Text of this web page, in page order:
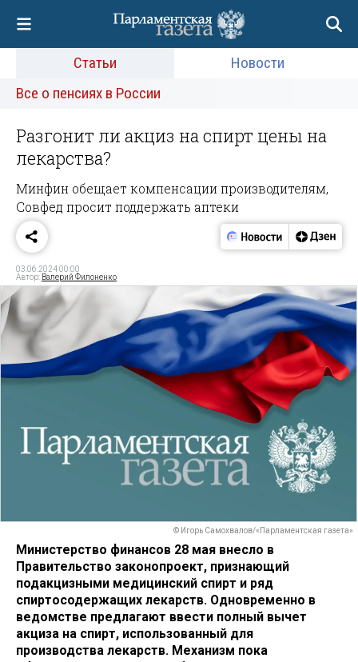
Статьи
Новости
Все о пенсиях в России
Разгонит ли акциз на спирт цены на
лекарства?
Минфин обещает компенсации производителям,
Совфед просит поддержать аптеки
03.06.2024 00:00
Автор: Валерий Филоненко
© Игорь Самохвалов/«Парламентская газета»
Министерство финансов 28 мая внесло в
Правительство законопроект, признающий
подакцизными медицинский спирт и ряд
спиртосодержащих лекарств. Одновременно в
ведомстве предлагают ввести полный вычет
акциза на спирт, использованный для
производства лекарств. Механизм пока